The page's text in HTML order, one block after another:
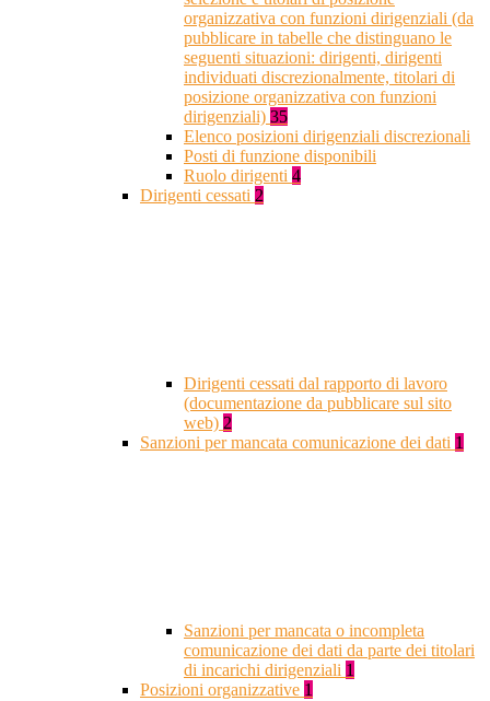
organizzativa con funzioni dirigenziali (da
pubblicare in tabelle che distinguano le
seguenti situazioni: dirigenti, dirigenti
individuati discrezionalmente, titolari di
posizione organizzativa con funzioni
dirigenziali) 35
Elenco posizioni dirigenziali discrezionali
Posti di funzione disponibili
Ruolo dirigenti 4
Dirigenti cessati 2
Dirigenti cessati dal rapporto di lavoro
(documentazione da pubblicare sul sito
web) 2
Sanzioni per mancata comunicazione dei dati 1
Sanzioni per mancata o incompleta
comunicazione dei dati da parte dei titolari
di incarichi dirigenziali 1
Posizioni organizzative 1